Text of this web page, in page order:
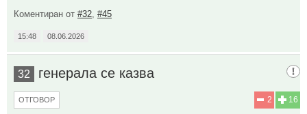
Коментиран от #32 #45
15:48 08.06.2026
32 генерала се казва
16
2
ОТГОВОР